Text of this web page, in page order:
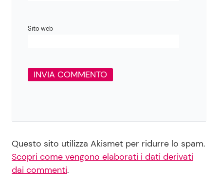
Sito web
Questo sito utilizza Akismet per ridurre lo spam.
Scopri come vengono elaborati i dati derivati
dai commenti.